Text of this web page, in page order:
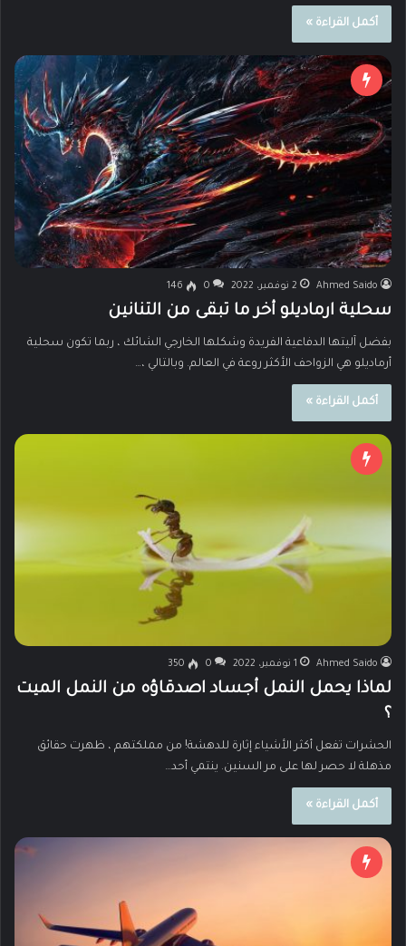
أكمل القراءة »
Ahmed Saido 2 نوفمبر، 2022 0
146
سحلية ارماديلو أخر ما تبقى من التنانين
بفضل آليتها الدفاعية الفريدة وشكلها الخارجي الشائك ، ربما تكون سحلية
أرماديلو هي الزواحف الأكثر روعة في العالم. وبالتالي ،…
أكمل القراءة »
Ahmed Saido 1 نوفمبر، 2022 0
350
لماذا يحمل النمل أجساد اصدقاؤه من النمل الميت
؟
الحشرات تفعل أكثر الأشياء إثارة للدهشة! من مملكتهم ، ظهرت حقائق
مذهلة لا حصر لها على مر السنين. ينتمي أحد…
أكمل القراءة »